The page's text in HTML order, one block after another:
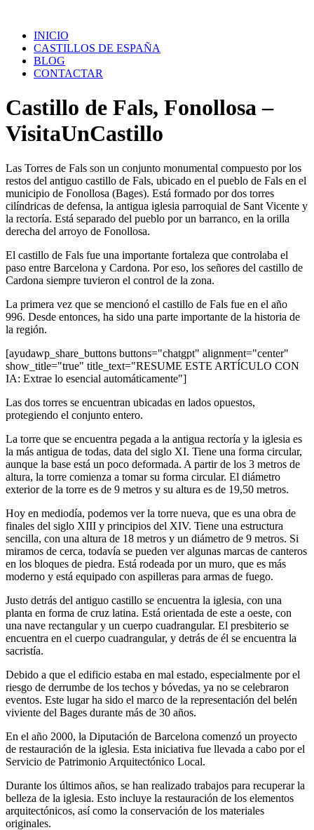
contenidoINICIO
CASTILLOS DE ESPAÑA
BLOG
CONTACTAR
Castillo de Fals, Fonollosa –
VisitaUnCastillo
Las Torres de Fals son un conjunto monumental compuesto por los
restos del antiguo castillo de Fals, ubicado en el pueblo de Fals en el
municipio de Fonollosa (Bages). Está formado por dos torres
cilíndricas de defensa, la antigua iglesia parroquial de Sant Vicente y
la rectoría. Está separado del pueblo por un barranco, en la orilla
derecha del arroyo de Fonollosa.
El castillo de Fals fue una importante fortaleza que controlaba el
paso entre Barcelona y Cardona. Por eso, los señores del castillo de
Cardona siempre tuvieron el control de la zona.
La primera vez que se mencionó el castillo de Fals fue en el año
996. Desde entonces, ha sido una parte importante de la historia de
la región.
[ayudawp_share_buttons buttons="chatgpt" alignment="center"
show_title="true" title_text="RESUME ESTE ARTÍCULO CON
IA: Extrae lo esencial automáticamente"]
Las dos torres se encuentran ubicadas en lados opuestos,
protegiendo el conjunto entero.
La torre que se encuentra pegada a la antigua rectoría y la iglesia es
la más antigua de todas, data del siglo XI. Tiene una forma circular,
aunque la base está un poco deformada. A partir de los 3 metros de
altura, la torre comienza a tomar su forma circular. El diámetro
exterior de la torre es de 9 metros y su altura es de 19,50 metros.
Hoy en mediodía, podemos ver la torre nueva, que es una obra de
finales del siglo XIII y principios del XIV. Tiene una estructura
sencilla, con una altura de 18 metros y un diámetro de 9 metros. Si
miramos de cerca, todavía se pueden ver algunas marcas de canteros
en los bloques de piedra. Está rodeada por un muro, que es más
moderno y está equipado con aspilleras para armas de fuego.
Justo detrás del antiguo castillo se encuentra la iglesia, con una
planta en forma de cruz latina. Está orientada de este a oeste, con
una nave rectangular y un cuerpo cuadrangular. El presbiterio se
encuentra en el cuerpo cuadrangular, y detrás de él se encuentra la
sacristía.
Debido a que el edificio estaba en mal estado, especialmente por el
riesgo de derrumbe de los techos y bóvedas, ya no se celebraron
eventos. Este lugar ha sido el marco de la representación del belén
viviente del Bages durante más de 30 años.
En el año 2000, la Diputación de Barcelona comenzó un proyecto
de restauración de la iglesia. Esta iniciativa fue llevada a cabo por el
Servicio de Patrimonio Arquitectónico Local.
Durante los últimos años, se han realizado trabajos para recuperar la
belleza de la iglesia. Esto incluye la restauración de los elementos
arquitectónicos, así como la conservación de los materiales
originales.